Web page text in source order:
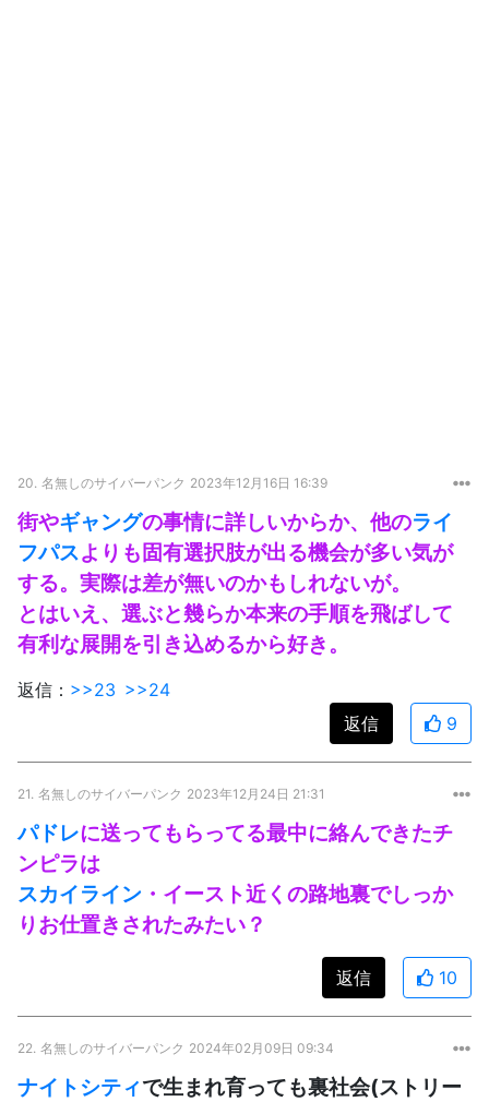
20. 名無しのサイバーパンク 2023年12月16日 16:39
街やギャングの事情に詳しいからか、他のライ
フパスよりも固有選択肢が出る機会が多い気が
する。実際は差が無いのかもしれないが。
とはいえ、選ぶと幾らか本来の手順を飛ばして
有利な展開を引き込めるから好き。
返信： >>23 >>24
返信
9
21. 名無しのサイバーパンク 2023年12月24日 21:31
パドレに送ってもらってる最中に絡んできたチ
ンピラは
スカイライン ・イースト近くの路地裏でしっか
りお仕置きされたみたい？
返信 10
22. 名無しのサイバーパンク 2024年02月09日 09:34
ナイトシティで生まれ育っても裏社会(ストリー